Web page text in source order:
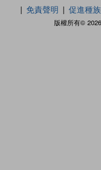
版權所有©
免責聲明
促進種